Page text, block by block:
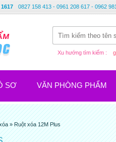
0827 158 413 - 0961 208 617 - 0962
Xu hướng tìm kiếm :
SƠ VĂN PHÒNG PHẨM
»Ruột xóa 12M Plus